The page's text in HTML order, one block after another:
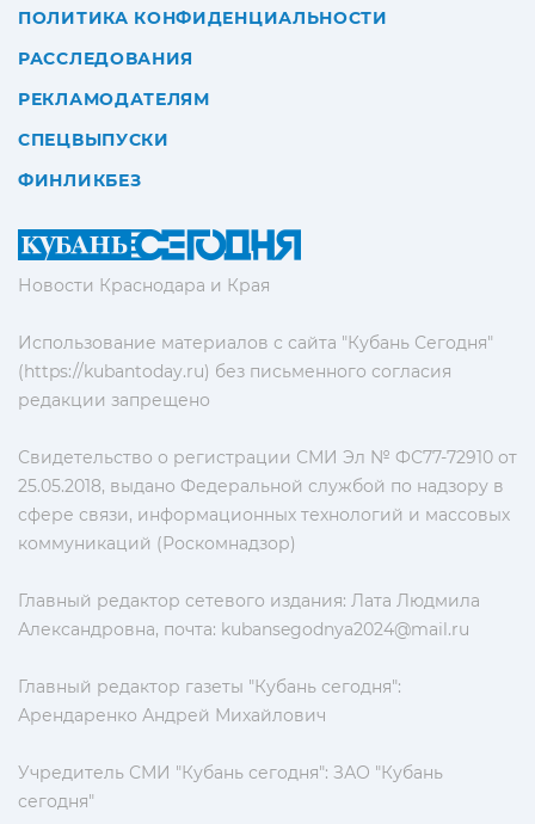
Новости Краснодара и Края
Использование материалов с сайта "Кубань Сегодня"
(https://kubantoday.ru) без письменного согласия
редакции запрещено
Свидетельство о регистрации СМИ Эл № ФС77-72910 от
25.05.2018, выдано Федеральной службой по надзору в
сфере связи, информационных технологий и массовых
коммуникаций (Роскомнадзор)
Главный редактор сетевого издания: Лата Людмила
Александровна, почта: kubansegodnya2024@mail.ru
Главный редактор газеты "Кубань сегодня":
Арендаренко Андрей Михайлович
Учредитель СМИ "Кубань сегодня": ЗАО "Кубань
сегодня"
ПОЛИТИКА КОНФИДЕНЦИАЛЬНОСТИ
РАССЛЕДОВАНИЯ
РЕКЛАМОДАТЕЛЯМ
СПЕЦВЫПУСКИ
ФИНЛИКБЕЗ